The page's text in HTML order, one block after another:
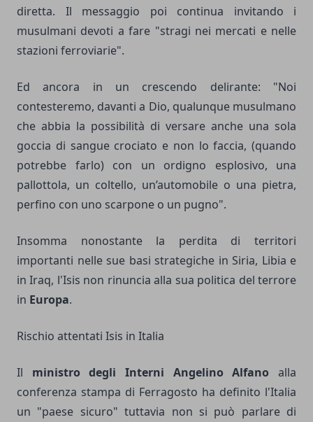
diretta. Il messaggio poi continua invitando i
musulmani devoti a fare "stragi nei mercati e nelle
stazioni ferroviarie".
Ed ancora in un crescendo delirante: "Noi
contesteremo, davanti a Dio, qualunque musulmano
che abbia la possibilità di versare anche una sola
goccia di sangue crociato e non lo faccia, (quando
potrebbe farlo) con un ordigno esplosivo, una
pallottola, un coltello, un’automobile o una pietra,
perfino con uno scarpone o un pugno".
Insomma nonostante la perdita di territori
importanti nelle sue basi strategiche in Siria, Libia e
in Iraq, l'Isis non rinuncia alla sua politica del terrore
in Europa.
Rischio attentati Isis in Italia
Il ministro degli Interni Angelino Alfano alla
conferenza stampa di Ferragosto ha definito l'Italia
un "paese sicuro" tuttavia non si può parlare di